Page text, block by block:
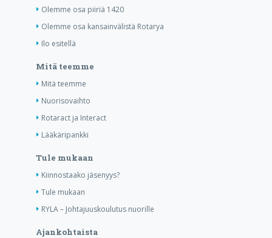
Olemme osa piiriä 1420
Olemme osa kansainvälistä Rotarya
Ilo esitellä
Mitä teemme
Mitä teemme
Nuorisovaihto
Rotaract ja Interact
Lääkäripankki
Tule mukaan
Kiinnostaako jäsenyys?
Tule mukaan
RYLA – Johtajuuskoulutus nuorille
Ajankohtaista